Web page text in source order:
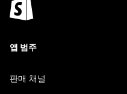
앱 범주
판매 채널